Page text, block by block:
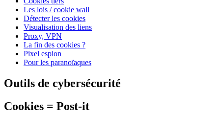
Les lois / cookie wall
Détecter les cookies
Visualisation des liens
Proxy, VPN
La fin des cookies ?
Pixel espion
Pour les paranoïaques
Outils de cybersécurité
Cookies = Post-it